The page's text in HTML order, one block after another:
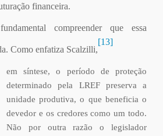
financeira.
compreender que essa
Como enfatiza Scalzilli,
[13]
em síntese, o período de proteção
determinado pela LREF preserva a
unidade produtiva, o que beneficia o
devedor e os credores como um todo.
Não por outra razão o legislador